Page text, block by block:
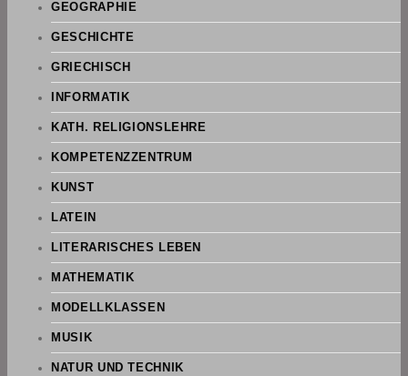
GEOGRAPHIE
GESCHICHTE
GRIECHISCH
INFORMATIK
KATH. RELIGIONSLEHRE
KOMPETENZZENTRUM
KUNST
LATEIN
LITERARISCHES LEBEN
MATHEMATIK
MODELLKLASSEN
MUSIK
NATUR UND TECHNIK